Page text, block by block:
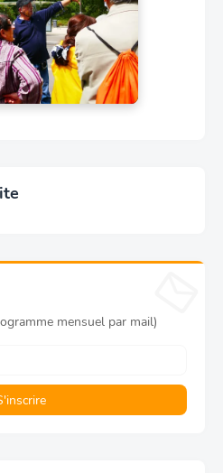
mensuel par mail)